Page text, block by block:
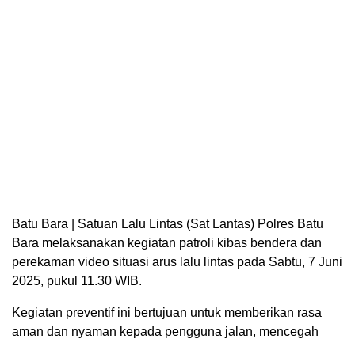
Batu Bara | Satuan Lalu Lintas (Sat Lantas) Polres Batu
Bara melaksanakan kegiatan patroli kibas bendera dan
perekaman video situasi arus lalu lintas pada Sabtu, 7 Juni
2025, pukul 11.30 WIB.
Kegiatan preventif ini bertujuan untuk memberikan rasa
aman dan nyaman kepada pengguna jalan, mencegah